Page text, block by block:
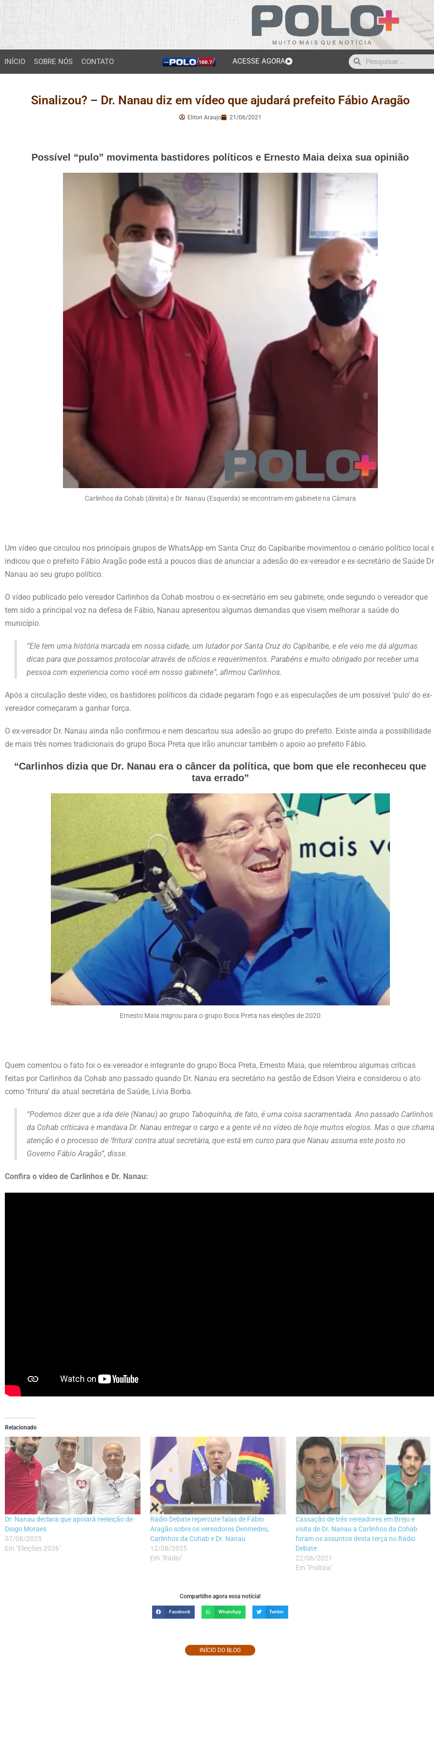
INÍCIO SOBRE NÓS CONTATO ACESSE AGORA
Sinalizou? – Dr. Nanau diz em vídeo que ajudará prefeito Fábio Aragão
Eliton Araujo 21/06/2021
Possível “pulo” movimenta bastidores políticos e Ernesto Maia deixa sua opinião
Carlinhos da Cohab (direita) e Dr. Nanau (Esquerda) se encontram em gabinete na Câmara
Um vídeo que circulou nos principais grupos de WhatsApp em Santa Cruz do Capibaribe movimentou o cenário político local
indicou que o prefeito Fábio Aragão pode está a poucos dias de anunciar a adesão do ex-vereador e ex-secretário de Saúde
Nanau ao seu grupo político.
O vídeo publicado pelo vereador Carlinhos da Cohab mostrou o ex-secretário em seu gabinete, onde segundo o vereador que
tem sido a principal voz na defesa de Fábio, Nanau apresentou algumas demandas que visem melhorar a saúde do
município.
“Ele tem uma história marcada em nossa cidade, um lutador por Santa Cruz do Capibaribe, e ele veio me dá algumas
dicas para que possamos protocolar através de ofícios e requerimentos. Parabéns e muito obrigado por receber uma
pessoa com experiencia como você em nosso gabinete”, afirmou Carlinhos.
Após a circulação deste vídeo, os bastidores políticos da cidade pegaram fogo e as especulações de um possível ‘pulo’ do ex-
vereador começaram a ganhar força.
O ex-vereador Dr. Nanau ainda não confirmou e nem descartou sua adesão ao grupo do prefeito. Existe ainda a possibilidade
de mais três nomes tradicionais do grupo Boca Preta que irão anunciar também o apoio ao prefeito Fábio.
“Carlinhos dizia que Dr. Nanau era o câncer da política, que bom que ele reconheceu que
tava errado”
Ernesto Maia migrou para o grupo Boca Preta nas eleições de 2020
Quem comentou o fato foi o ex-vereador e integrante do grupo Boca Preta, Ernesto Maia, que relembrou algumas críticas
feitas por Carlinhos da Cohab ano passado quando Dr. Nanau era secretário na gestão de Edson Vieira e considerou o ato
como ‘fritura’ da atual secretária de Saúde, Lívia Borba.
“Podemos dizer que a ida dele (Nanau) ao grupo Taboquinha, de fato, é uma coisa sacramentada. Ano passado Carlinhos
da Cohab criticava e mandava Dr. Nanau entregar o cargo e a gente vê no vídeo de hoje muitos elogios. Mas o que chama
atenção é o processo de ‘fritura’ contra atual secretária, que está em curso para que Nanau assuma este posto no
Governo Fábio Aragão”, disse.
Confira o vídeo de Carlinhos e Dr. Nanau:
Relacionado
Dr. Nanau declara que apoiará reeleição de
Diogo Moraes
07/08/2025
Em "Eleições 2026"
Rádio Debate repercute falas de Fábio
Aragão sobre os vereadores Deomedes,
Carlinhos da Cohab e Dr. Nanau
12/08/2025
Em "Rádio"
Cassação de três vereadores em Brejo e
visita de Dr. Nanau a Carlinhos da Cohab
foram os assuntos desta terça no Rádio
Debate
22/06/2021
Em "Política"
Compartilhe agora essa notícia!
Facebook WhatsApp Twitter
INÍCIO DO BLOG